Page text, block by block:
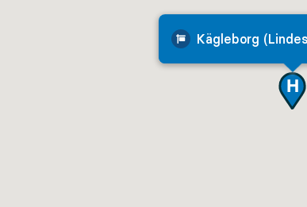
Kägleborg